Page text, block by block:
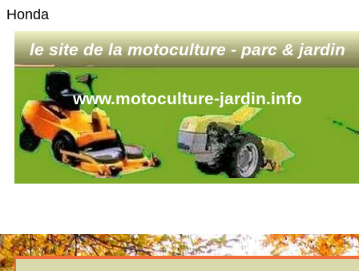
Honda
le site de la motoculture - parc & jardin
www.motoculture-jardin.info